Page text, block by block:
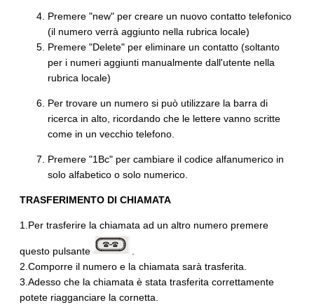
Premere "new" per creare un nuovo contatto telefonico
(il numero verrà aggiunto nella rubrica locale)
Premere "Delete" per eliminare un contatto (soltanto
per i numeri aggiunti manualmente dall'utente nella
rubrica locale)
Per trovare un numero si può utilizzare la barra di
ricerca in alto, ricordando che le lettere vanno scritte
come in un vecchio telefono.
Premere "1Bc" per cambiare il codice alfanumerico in
solo alfabetico o solo numerico.
TRASFERIMENTO DI CHIAMATA
1.Per trasferire la chiamata ad un altro numero premere
questo pulsante
2.Comporre il numero e la chiamata sarà trasferita.
3.Adesso che la chiamata è stata trasferita correttamente
potete riagganciare la cornetta.